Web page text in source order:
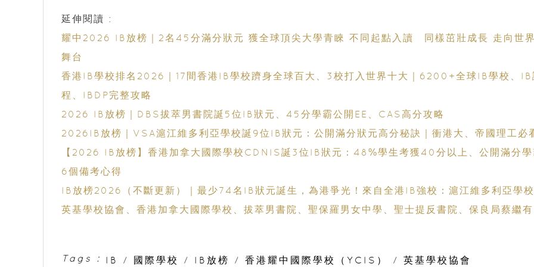
延伸閱讀 :
耀中2026 IB放榜｜2名45分滿分狀元 獲全球頂尖大學青睞 不同起點入讀 同樣茁壯成長 走向世界
舞台
香港IB學校排名2026｜17間香港IB學校躋身全球百大、3校打入世界十大｜6200+全球IB學校、IB
程、IBDP完整攻略
2026 IB放榜｜DBS拔萃男書院誕5位IB狀元、45分學霸公開EE、CAS高分攻略
2026IB放榜｜VSA滬江維多利亞學校誕9位IB狀元：公開滿分狀元高分秘訣｜衝港大、帝國理工必
【2026 IB放榜】香港加拿大國際學校CDNIS誕3位IB狀元：48%學生考獲40分以上、公開滿分
6個備考心得
IB放榜2026（不斷更新）｜最少74名IB狀元誕生，為港爭光！來自全港IB強校：滬江維多利亞學
英基學校協會、香港加拿大國際學校、拔萃男書院、聖保羅男女中學、聖士提反書院、保良局蔡繼
Tags : IB / 國際學校 / IB放榜 / 香港耀中國際學校（YCIS） / 英基學校協會